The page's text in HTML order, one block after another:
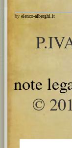
by elenco-alberghi.it
note
©